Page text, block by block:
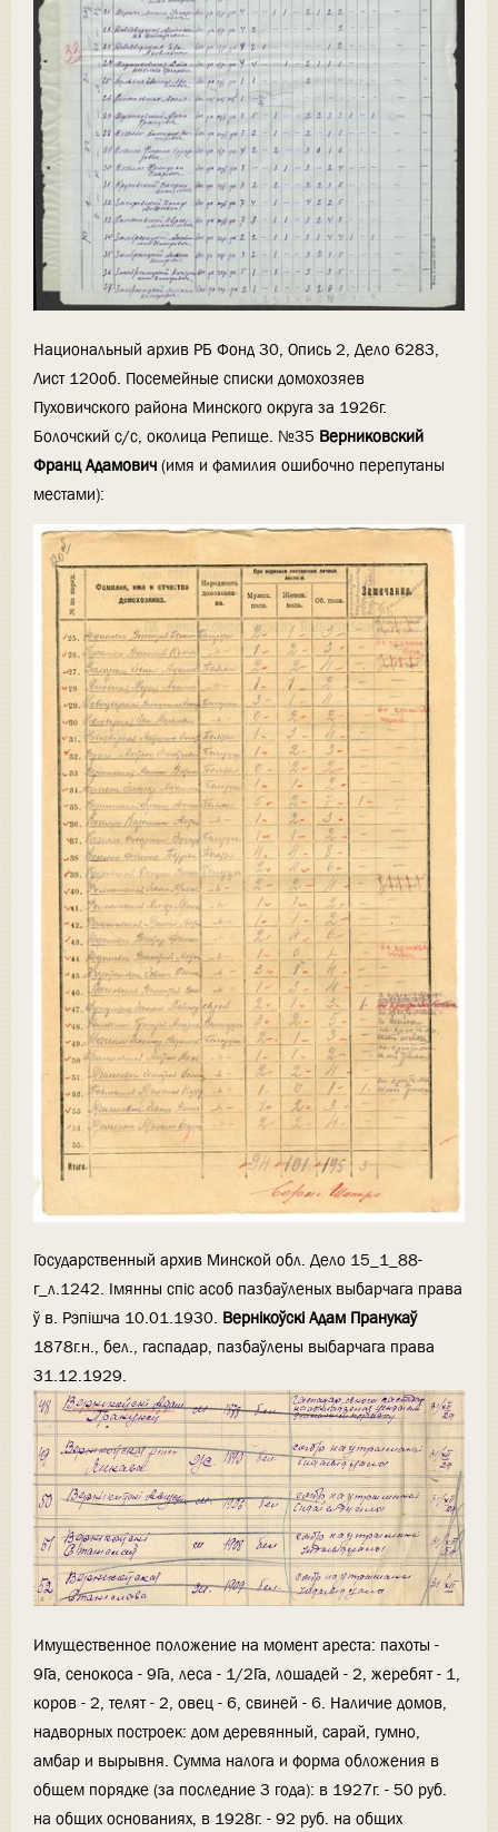
Национальный архив РБ Фонд 30, Опись 2, Дело 6283,
Лист 120об. Посемейные списки домохозяев
Пуховичского района Минского округа за 1926г.
Болочский с/с, околица Репище. №35 Верниковский
Франц Адамович (имя и фамилия ошибочно перепутаны
местами):
Государственный архив Минской обл. Дело 15_1_88-
г_л.1242. Iмянны спіс асоб пазбаўленых выбарчага права
ў в. Рэпiшча 10.01.1930. Вернікоўскі Адам Пранукаў
1878г.н., бел., гаспадар, пазбаўлены выбарчага права
31.12.1929.
Имущественное положение на момент ареста: пахоты -
9Га, сенокоса - 9Га, леса - 1/2Га, лошадей - 2, жеребят - 1,
коров - 2, телят - 2, овец - 6, свиней - 6. Наличие домов,
надворных построек: дом деревянный, сарай, гумно,
амбар и вырывня. Сумма налога и форма обложения в
общем порядке (за последние 3 года): в 1927г. - 50 руб.
на общих основаниях, в 1928г. - 92 руб. на общих